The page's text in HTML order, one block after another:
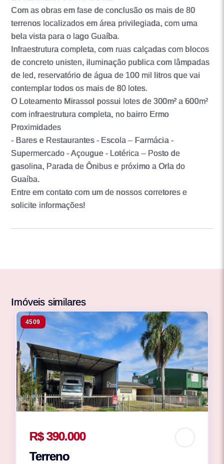
Com as obras em fase de conclusão os mais de 80
terrenos localizados em área privilegiada, com uma
bela vista para o lago Guaíba.
Infraestrutura completa, com ruas calçadas com blocos
de concreto unisten, iluminação publica com lâmpadas
de led, reservatório de água de 100 mil litros que vai
contemplar todos os mais de 80 lotes.
O Loteamento Mirassol possui lotes de 300m² a 600m²
com infraestrutura completa, no bairro Ermo
Proximidades
- Bares e Restaurantes - Escola – Farmácia -
Supermercado - Açougue - Lotérica – Posto de
gasolina, Parada de Ônibus e próximo a Orla do
Guaíba.
Entre em contato com um de nossos corretores e
solicite informações!
Imóveis similares
4509
R$ 390.000
Terreno